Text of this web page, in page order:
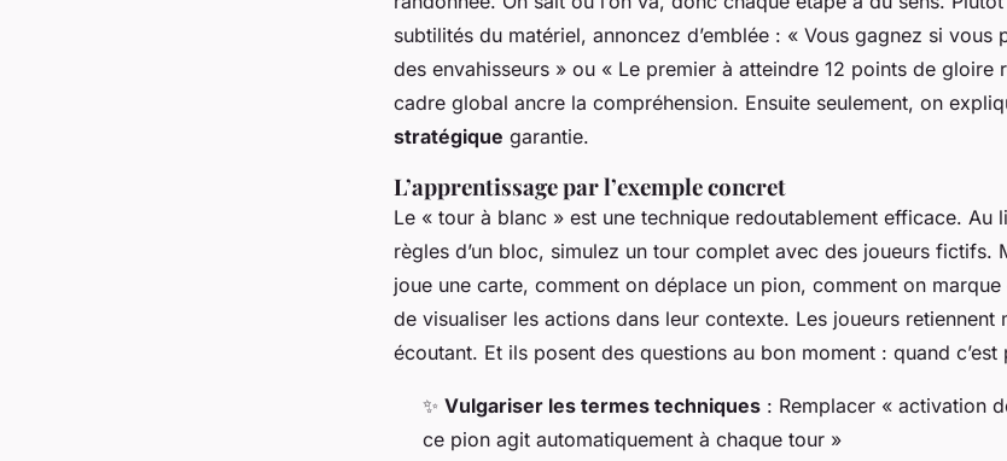
subtilités du matériel, annoncez d’emblée : « Vous gagnez si vous
des envahisseurs » ou « Le premier à atteindre 12 points de gloire
cadre global ancre la compréhension. Ensuite seulement, on
stratégique garantie.
L’apprentissage par l’exemple concret
Le « tour à blanc » est une technique redoutablement efficace. Au
règles d’un bloc, simulez un tour complet avec des joueurs fictifs.
joue une carte, comment on déplace un pion, comment on
de visualiser les actions dans leur contexte. Les joueurs retiennent
écoutant. Et ils posent des questions au bon moment : quand c’est
✨ Vulgariser les termes techniques : Remplacer « activation
ce pion agit automatiquement à chaque tour »